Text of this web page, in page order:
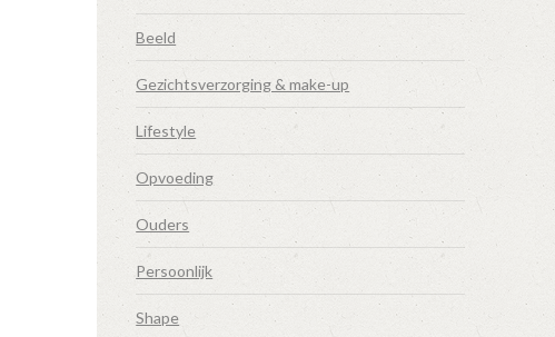
Beeld
Gezichtsverzorging & make-up
Lifestyle
Opvoeding
Ouders
Persoonlijk
Shape